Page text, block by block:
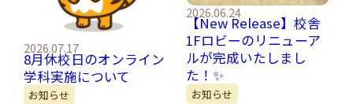
2026.07.17
8月休校日のオンライン
学科実施について
お知らせ
2026.06.24
【New Release】校舎
1Fロビーのリニューア
ルが完成いたしまし
た！✨
お知らせ